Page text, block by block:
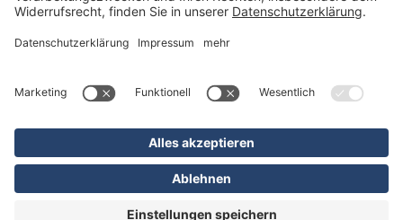
** Unverbindliche Preisempfehlung des Herstellers